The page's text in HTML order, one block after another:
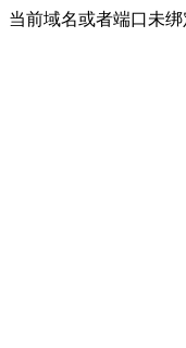
当前域名或者端口未